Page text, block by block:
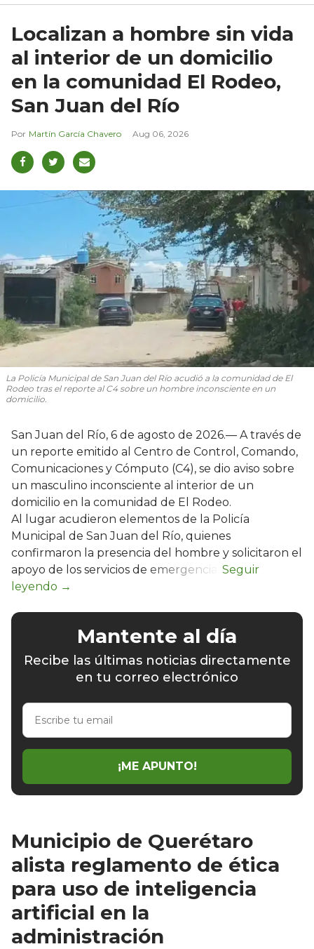
Localizan a hombre sin vida
al interior de un domicilio
en la comunidad El Rodeo,
San Juan del Río
Martín García Chavero Aug 06, 2026
La Policía Municipal de San Juan del Río acudió a la comunidad de El
Rodeo tras el reporte al C4 sobre un hombre inconsciente en un
domicilio.
San Juan del Río, 6 de agosto de 2026.— A través de
un reporte emitido al Centro de Control, Comando,
Comunicaciones y Cómputo (C4), se dio aviso sobre
un masculino inconsciente al interior de un
domicilio en la comunidad de El Rodeo.
Al lugar acudieron elementos de la Policía
Municipal de San Juan del Río, quienes
confirmaron la presencia del hombre y solicitaron el
apoyo de los servicios de emergencia.
Mantente al día
Recibe las últimas noticias directamente
en tu correo electrónico
Escribe
email
¡ME APUNTO!
Municipio de Querétaro
alista reglamento de ética
para uso de inteligencia
artificial en la
administración